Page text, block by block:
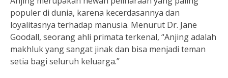
populer di dunia, karena kecerdasannya dan
loyalitasnya terhadap manusia. Menurut Dr. Jane
Goodall, seorang ahli primata terkenal, “Anjing adalah
makhluk yang sangat jinak dan bisa menjadi teman
setia bagi seluruh keluarga.”